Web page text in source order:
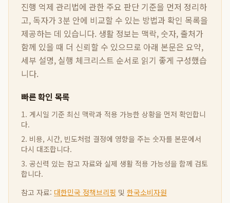
진행 억제 관리법에 관한 주요 판단 기준을 먼저 정리하
고, 독자가 3분 안에 비교할 수 있는 방법과 확인 목록을
제공하는 데 있습니다. 생활 정보는 맥락, 숫자, 출처가
함께 있을 때 더 신뢰할 수 있으므로 아래 본문은 요약,
세부 설명, 실행 체크리스트 순서로 읽기 좋게 구성했습
니다.
빠른 확인 목록
1. 게시일 기준 최신 맥락과 적용 가능한 상황을 먼저 확인합니
다.
2. 비용, 시간, 빈도처럼 결정에 영향을 주는 숫자를 본문에서
다시 대조합니다.
3. 공신력 있는 참고 자료와 실제 생활 적용 가능성을 함께 검토
합니다.
참고 자료: 대한민국 정책브리핑 및 한국소비자원